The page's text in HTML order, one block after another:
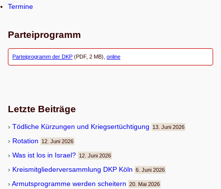
Termine
Parteiprogramm
Parteiprogramm der DKP (PDF, 2 MB), online
Letzte Beiträge
Töd­li­che Kür­zun­gen und Kriegsertüchtigung 13. Juni 2026
Rota­tion 12. Juni 2026
Was ist los in Israel? 12. Juni 2026
Kreis­mit­glie­der­ver­samm­lung DKP Köln 6. Juni 2026
Armuts­pro­gramme wer­den scheitern 20. Mai 2026